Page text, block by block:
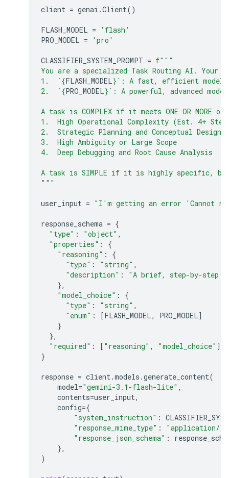
client = genai .Client()
FLASH_MODEL =
'flash'
PRO_MODEL = 'pro'
CLASSIFIER_SYSTEM_PROMPT = f"""
You are a specialized Task Routing AI.
1.  `{FLASH_MODEL} `: A fast, efficient model
2.  `{PRO_MODEL} `: A powerful, advanced
A task is COMPLEX if it meets ONE OR
1.  High Operational Complexity (Est. 4+
2.  Strategic Planning and Conceptual Design
3.  High Ambiguity or Large Scope
4.  Deep Debugging and Root Cause Analysis
A task is SIMPLE if it is highly specific,
"""
user_input = "I'm getting an error 'Cannot
response_schema = {
"type" : "object" ,
"properties" :
{
"reasoning" :
{
"type" : "string" ,
"description" :
"A brief, step-by-step
},
"model_choice" :
{
"type" : "string" ,
"enum" : [FLASH_MODEL, PRO_MODEL]
}
},
"required" : [ "reasoning" , "model_choice" ]
}
response = client.models .generate_content(
model="gemini-3.1-flash-lite" ,
contents=user_input,
config={
"system_instruction" :
"response_mime_type" :
"application/
"response_json_schema" :
},
)